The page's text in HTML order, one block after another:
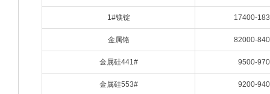
1#镁锭 17400-
金属铬 82000-
金属硅441# 9500-
金属硅553# 9200-